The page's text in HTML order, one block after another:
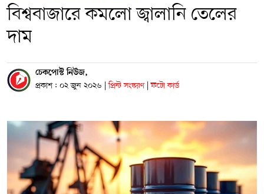
বিশ্ববাজারে কমলো জ্বালানি তেলের
দাম
চেকপোস্ট নিউজ,
প্রকাশ : ০২ জুন ২০২৬ | প্রিন্ট সংস্করণ | ফটো কার্ড